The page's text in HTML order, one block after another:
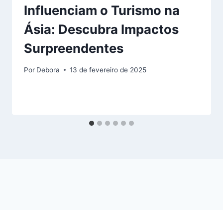
Influenciam o Turismo na
Ásia: Descubra Impactos
Surpreendentes
Por Debora 13 de fevereiro de 2025